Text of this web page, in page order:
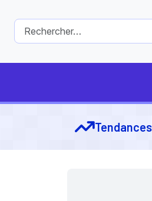
Tendances